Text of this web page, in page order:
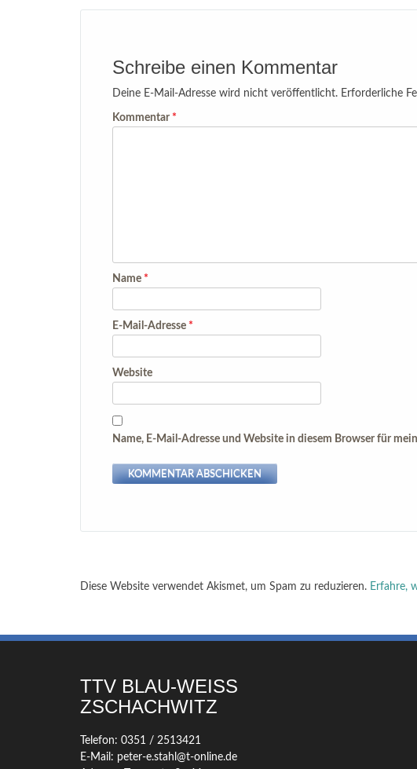
Schreibe einen Kommentar
Deine E-Mail-Adresse wird nicht veröffentlicht. Erforderliche
Kommentar *
Name *
E-Mail-Adresse *
Website
Name, E-Mail-Adresse und Website in diesem Browser für
Diese Website verwendet Akismet, um Spam zu reduzieren. Erfahre,
TTV BLAU-WEISS Z
SCHACHWITZ
Telefon: 0351 / 2513421
E-Mail: peter-e.stahl@t-online.de